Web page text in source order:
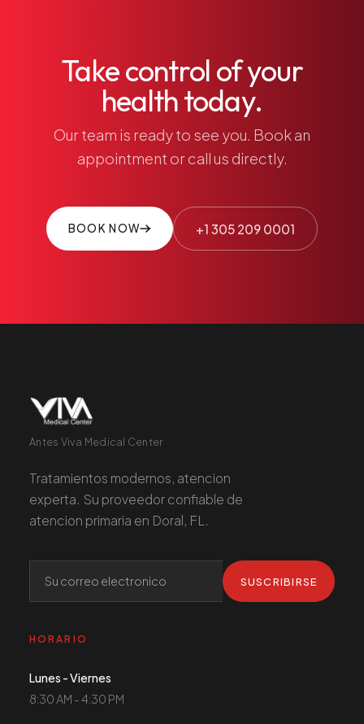
Take control of your
health today.
Our team is ready to see you. Book an
appointment or call us directly.
BOOK NOW +1 305 209 0001
Antes Viva Medical Center
Tratamientos modernos, atencion
experta. Su proveedor confiable de
atencion primaria en Doral, FL.
SUSCRIBIRSE
HORARIO
Lunes - Viernes
8:30 AM - 4:30 PM